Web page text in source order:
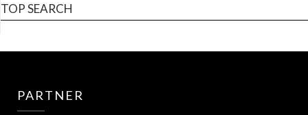
TOP SEARCH
PARTNER